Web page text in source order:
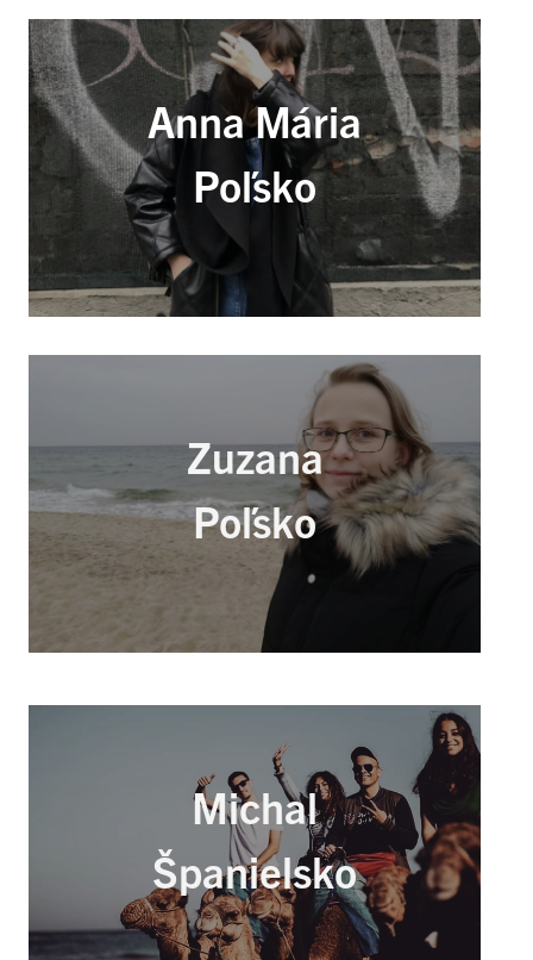
Anna Mária
Poľsko
Zuzana
Poľsko
Michal
Španielsko